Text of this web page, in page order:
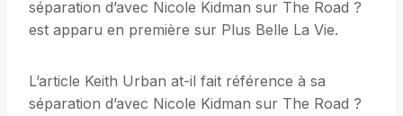
séparation d’avec Nicole Kidman sur The Road ?
est apparu en première sur Plus Belle La Vie.
L’article Keith Urban at-il fait référence à sa
séparation d’avec Nicole Kidman sur The Road ?